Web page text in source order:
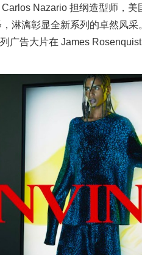
Nazario 担纲造型师，
淋漓彰显全新系列的卓然风
广告大片在 James